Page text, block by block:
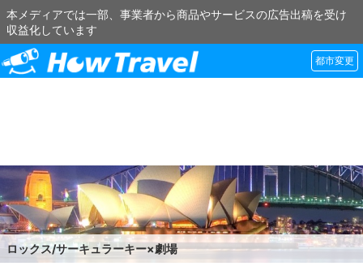
本メディアでは一部、事業者から商品やサービスの広告出稿を受け
収益化しています
都市変更
ロックス/サーキュラーキー×劇場